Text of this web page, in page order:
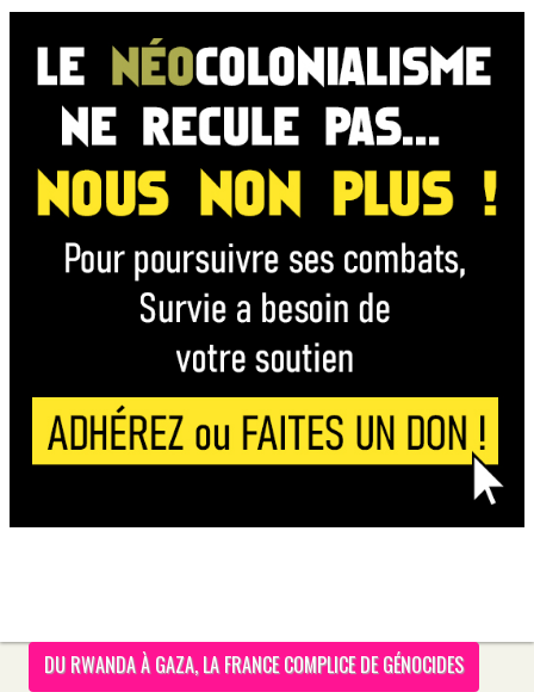
DU RWANDA À GAZA, LA FRANCE COMPLICE DE GÉNOCIDES